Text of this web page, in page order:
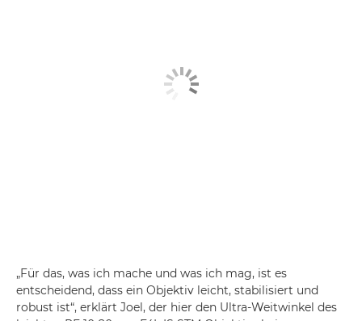
„Für das, was ich mache und was ich mag, ist es
entscheidend, dass ein Objektiv leicht, stabilisiert und
robust ist“, erklärt Joel, der hier den Ultra-Weitwinkel des